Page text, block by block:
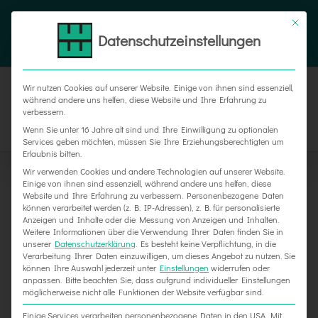
Zum
FacebookInstagram
Xing
Bürgermeister Willudda zu Besuch
Datenschutzeinstellungen
Wir nutzen Cookies auf unserer Website. Einige von ihnen sind essenziell,
während andere uns helfen, diese Website und Ihre Erfahrung zu
verbessern.
Wenn Sie unter 16 Jahre alt sind und Ihre Einwilligung zu optionalen
Services geben möchten, müssen Sie Ihre Erziehungsberechtigten um
Erlaubnis bitten.
Wir verwenden Cookies und andere Technologien auf unserer Website.
Einige von ihnen sind essenziell, während andere uns helfen, diese
Website und Ihre Erfahrung zu verbessern. Personenbezogene Daten
können verarbeitet werden (z. B. IP-Adressen), z. B. für personalisierte
Anzeigen und Inhalte oder die Messung von Anzeigen und Inhalten.
Weitere Informationen über die Verwendung Ihrer Daten finden Sie in
unserer Datenschutzerklärung Es besteht keine Verpflichtung, in die
Verarbeitung Ihrer Daten einzuwilligen, um dieses Angebot zu nutzen. Sie
können Ihre Auswahl jederzeit unter Einstellungen widerrufen oder
anpassen. Bitte beachten Sie, dass aufgrund individueller Einstellungen
möglicherweise nicht alle Funktionen der Website verfügbar sind.
Einige Services verarbeiten personenbezogene Daten in den USA. Mit